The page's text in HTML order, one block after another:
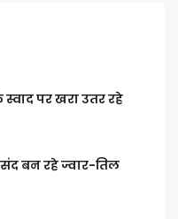
पर खरा उतर रहे
बन रहे ज्वार-तिल